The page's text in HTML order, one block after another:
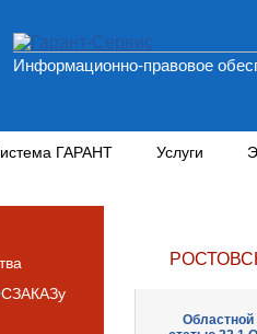
Информационно-правовое
ГАРАНТ Услуги
Областной